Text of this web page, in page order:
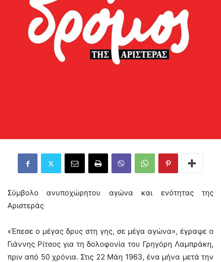
Σύμβολο ανυποχώρητου αγώνα και ενότητας της
Αριστεράς
«Έπεσε ο μέγας δρυς στη γης, σε μέγα αγώνα», έγραψε ο
Γιάννης Ρίτσος για τη δολοφονία του Γρηγόρη Λαμπράκη,
πριν από 50 χρόνια. Στις 22 Μάη 1963, ένα μήνα μετά την